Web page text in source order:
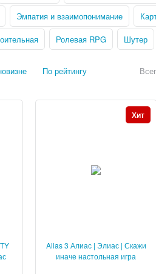
Эмпатия и взаимопонимание
Ролевая RPG Шутер
По рейтингу
Alias 3 Алиас | Элиас | Скажи
иначе настольная игра
Хит